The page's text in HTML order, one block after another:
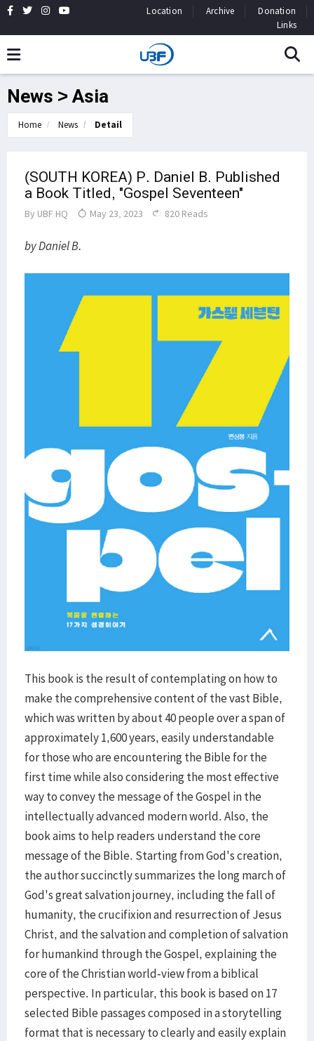
Location Archive
Donation
Links
News > Asia
Home News Detail
(SOUTH KOREA) P. Daniel B. Published
a Book Titled, "Gospel Seventeen"
By UBF HQ May 23, 2023 820 Reads
by Daniel B.
This book is the result of contemplating on how to
make the comprehensive content of the vast Bible,
which was written by about 40 people over a span of
approximately 1,600 years, easily understandable
for those who are encountering the Bible for the
first time while also considering the most effective
way to convey the message of the Gospel in the
intellectually advanced modern world. Also, the
book aims to help readers understand the core
message of the Bible. Starting from God's creation,
the author succinctly summarizes the long march of
God's great salvation journey, including the fall of
humanity, the crucifixion and resurrection of Jesus
Christ, and the salvation and completion of salvation
for humankind through the Gospel, explaining the
core of the Christian world-view from a biblical
perspective. In particular, this book is based on 17
selected Bible passages composed in a storytelling
format that is necessary to clearly and easily explain